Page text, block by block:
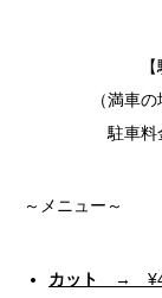
（満車
駐車料
～メニュー～
カット
→